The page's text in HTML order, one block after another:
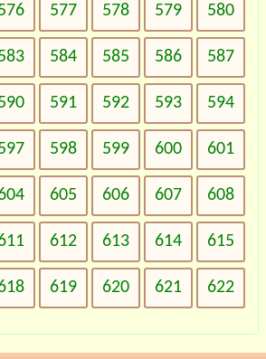
577 578 579 580
584 585 586 587
591 592 593 594
598 599 600 601
605 606 607 608
612 613 614 615
619 620 621 622